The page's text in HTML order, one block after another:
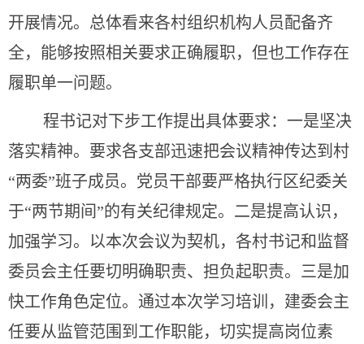
开展情况。总体看来各村组织机构人员配备齐
全，能够按照相关要求正确履职，但也工作存在
履职单一问题。
程书记对下步工作提出具体要求：一是坚决
落实精神。要求各支部迅速把会议精神传达到村
“两委”班子成员。党员干部要严格执行区纪委关
于“两节期间”的有关纪律规定。二是提高认识，
加强学习。以本次会议为契机，各村书记和监督
委员会主任要切明确职责、担负起职责。三是加
快工作角色定位。通过本次学习培训，建委会主
任要从监管范围到工作职能，切实提高岗位素